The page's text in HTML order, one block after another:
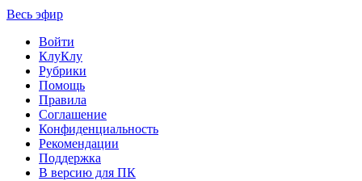
Весь эфир
Войти
КлуКлу
Рубрики
Помощь
Правила
Соглашение
Конфиденциальность
Рекомендации
Поддержка
В версию для ПК